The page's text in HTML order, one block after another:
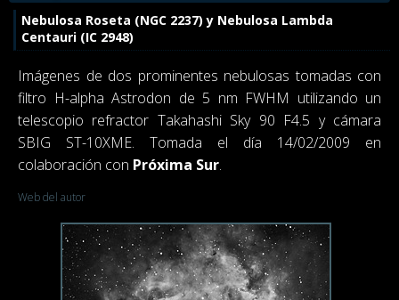
Nebulosa Roseta (NGC 2237) y Nebulosa Lambda
Centauri (IC 2948)
Imágenes de dos prominentes nebulosas tomadas con
filtro H-alpha Astrodon de 5 nm FWHM utilizando un
telescopio refractor Takahashi Sky 90 F4.5 y cámara
SBIG ST-10XME. Tomada el día 14/02/2009 en
colaboración con Próxima Sur.
Web del autor